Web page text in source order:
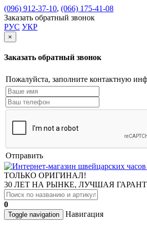
(096) 912-37-10, (066) 175-41-08
Заказать обратный звонок
РУС УКР
×
Заказать обратный звонок
Пожалуйста, заполните контактную
Отправить
ТОЛЬКО ОРИГИНАЛ!
30 ЛЕТ НА РЫНКЕ, ЛУЧШАЯ
0
Toggle navigation Навигация